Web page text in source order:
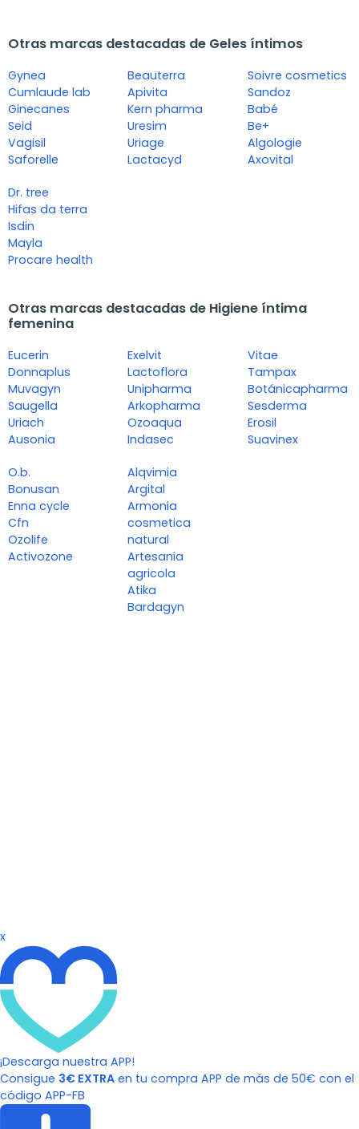
Otras marcas destacadas de Geles íntimos
Gynea
Cumlaude lab
Ginecanes
Seid
Vagisil
Saforelle
Beauterra
Apivita
Kern pharma
Uresim
Uriage
Lactacyd
Soivre cosmetics
Sandoz
Babé
Be+
Algologie
Axovital
Dr. tree
Hifas da terra
Isdin
Mayla
Procare health
Otras marcas destacadas de Higiene íntima
femenina
Eucerin
Donnaplus
Muvagyn
Saugella
Uriach
Ausonia
Exelvit
Lactoflora
Unipharma
Arkopharma
Ozoaqua
Indasec
Vitae
Tampax
Botánicapharma
Sesderma
Erosil
Suavinex
O.b.
Bonusan
Enna cycle
Cfn
Ozolife
Activozone
Alqvimia
Argital
Armonia
cosmetica
natural
Artesania
agricola
Atika
Bardagyn
x
¡Descarga nuestra APP!
Consigue 3€ EXTRA en tu compra APP de más de 50€ con el
código APP-FB